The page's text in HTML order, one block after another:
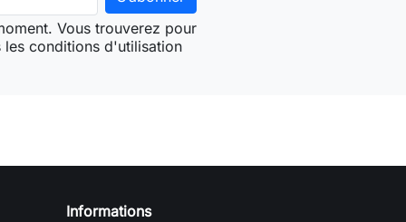
Vous trouverez pour
conditions d'utilisation
Informations